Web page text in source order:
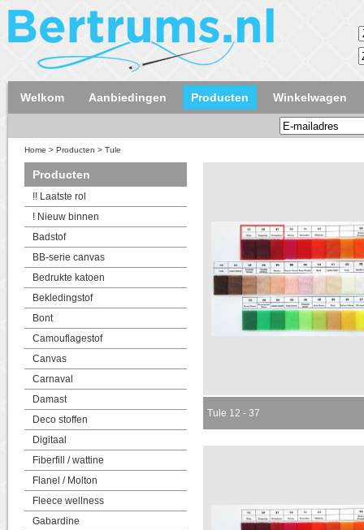
Welkom Aanbiedingen Producten Winkelwagen
Home > Producten > Tule
Producten
!! Laatste rol
! Nieuw binnen
Badstof
BB-serie canvas
Bedrukte katoen
Bekledingstof
Bont
Camouflagestof
Canvas
Carnaval
Damast
Deco stoffen
Digitaal
Fiberfill / wattine
Flanel / Molton
Fleece wellness
Gabardine
Tule 12 - 37